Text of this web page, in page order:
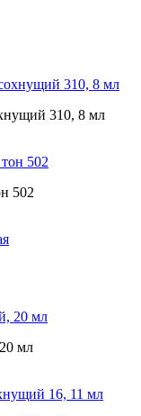
310, 8 мл
502
мл